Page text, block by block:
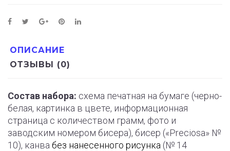
ОПИСАНИЕ
ОТЗЫВЫ (0)
Состав набора: схема печатная на бумаге (черно-
белая, картинка в цвете, информационная
страница с количеством грамм, фото и
заводским номером бисера), бисер («Preciosa» №
10), канва без нанесенного рисунка (№ 14